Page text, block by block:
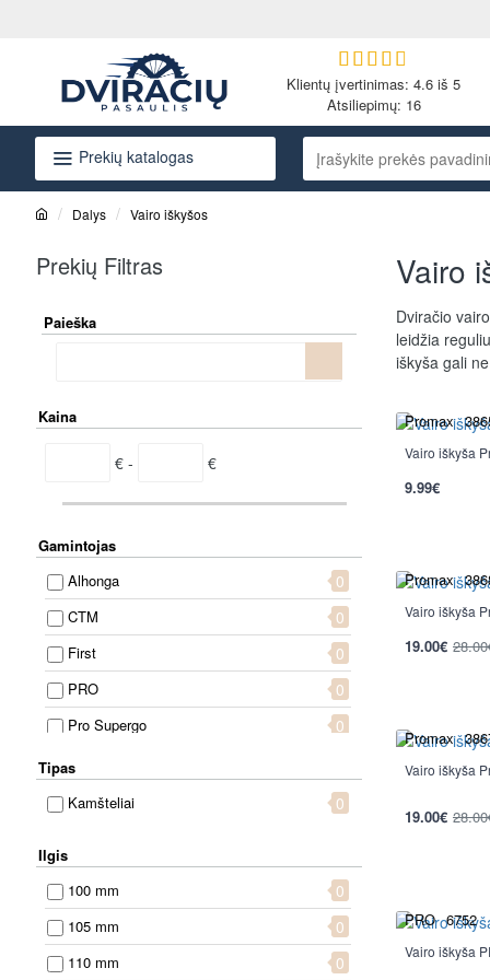
Klientų įvertinimas: 4.6 iš 5
Atsiliepimų: 16
Prekių katalogas
Įrašykite
prekės
m
Dalys Vairo iškyšos
Prekių Filtras
Paieška
Kaina
€ - €
Gamintojas
Alhonga
0
CTM 0
First 0
PRO 0
Pro Supergo 0
Promax
Satori 0
Union 0
Zoom 0
Tipas
Kamšteliai
0
Ilgis
100 mm
0
105 mm 0
110 mm 0
Vairo
Dviračio
leidžia
iškyša gali
Promax
Vairo iškyša
9.99€
-32%
Promax
Vairo iškyša
19.00€
Promax
Vairo iškyša
19.00€
PRO 6752
Vairo iškyša